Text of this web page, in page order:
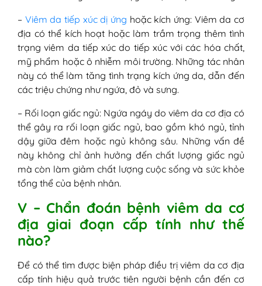
– Viêm da tiếp xúc dị ứng hoặc kích ứng: Viêm da cơ
địa có thể kích hoạt hoặc làm trầm trọng thêm tình
trạng viêm da tiếp xúc do tiếp xúc với các hóa chất,
mỹ phẩm hoặc ô nhiễm môi trường. Những tác nhân
này có thể làm tăng tình trạng kích ứng da, dẫn đến
các triệu chứng như ngứa, đỏ và sưng.
– Rối loạn giấc ngủ: Ngứa ngáy do viêm da cơ địa có
thể gây ra rối loạn giấc ngủ, bao gồm khó ngủ, tỉnh
dậy giữa đêm hoặc ngủ không sâu. Những vấn đề
này không chỉ ảnh hưởng đến chất lượng giấc ngủ
mà còn làm giảm chất lượng cuộc sống và sức khỏe
tổng thể của bệnh nhân.
V – Chẩn đoán bệnh viêm da cơ
địa giai đoạn cấp tính như thế
nào?
Để có thể tìm được biện pháp điều trị viêm da cơ địa
cấp tính hiệu quả trước tiên người bệnh cần đến cơ